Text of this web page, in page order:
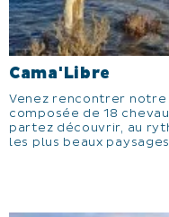
Cama'Libre
Venez rencontrer
composée de 18
partez découvrir, au
les plus beaux